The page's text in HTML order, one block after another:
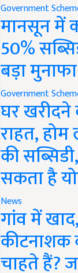
Government
मानसून में
50%
बड़ा मुनाफा
Government
घर खरीदने
राहत,
की
सकता है
News
गांव में
कीटनाशक
चाहते हैं?